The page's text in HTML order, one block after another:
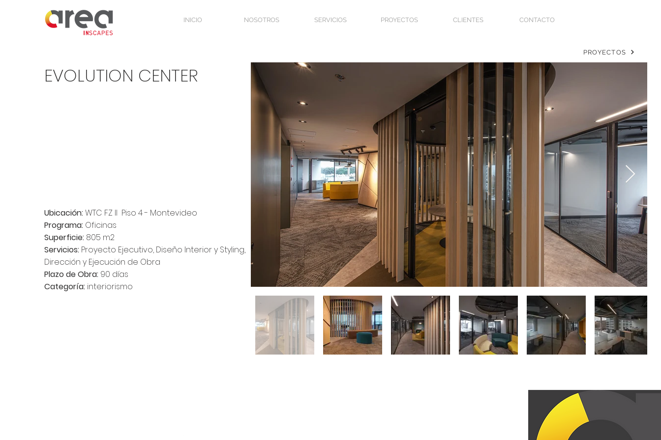
INICIO NOSOTROS SERVICIOS PROYECTOS CLIENTES CONTACTO
PROYECTOS
EVOLUTION CENTER
Ubicación:WTC FZ II Piso 4 - Montevideo
Programa: Oficinas
Superficie: 805 m2
Servicios: Proyecto Ejecutivo, Diseño Interior y Styling,
Dirección y Ejecución de Obra
Plazo de Obra: 90 días
Categoría: interiorismo